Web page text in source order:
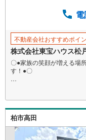
不動産会社おすすめポイ
株式会社東宝ハウス松
〇●家族の笑顔が増える場
す！●〇
初めての「お住まい探し
いつでもご相談可能です
す。お近くへ無料送迎も可
■ご予約いただくとご見学
【営業時間9:00～21:00】
ご見学希望のお客様:右上
柏市高田